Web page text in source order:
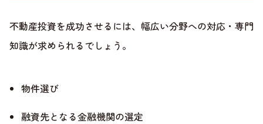
不動産投資を成功させるには、幅広い分野への対応・専門
知識が求められるでしょう。
物件選び
融資先となる金融機関の選定